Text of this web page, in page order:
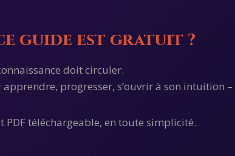
guide est gratuit ?
doit circuler.
progresser, s’ouvrir à son intuition
téléchargeable, en toute simplicité.